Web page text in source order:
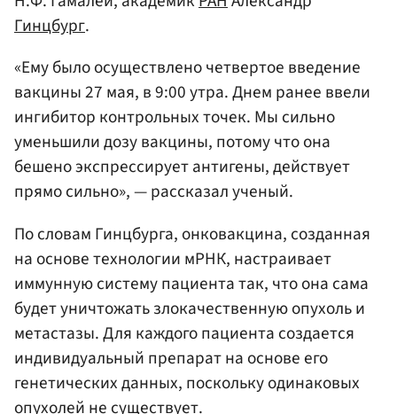
Гинцбург.
«Ему было осуществлено четвертое введение
вакцины 27 мая, в 9:00 утра. Днем ранее ввели
ингибитор контрольных точек. Мы сильно
уменьшили дозу вакцины, потому что она
бешено экспрессирует антигены, действует
прямо сильно», — рассказал ученый.
По словам Гинцбурга, онковакцина, созданная
на основе технологии мРНК, настраивает
иммунную систему пациента так, что она сама
будет уничтожать злокачественную опухоль и
метастазы. Для каждого пациента создается
индивидуальный препарат на основе его
генетических данных, поскольку одинаковых
опухолей не существует.